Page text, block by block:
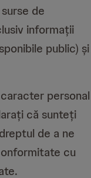
de
informații
public) și
personal
că sunteți
de a ne
cu